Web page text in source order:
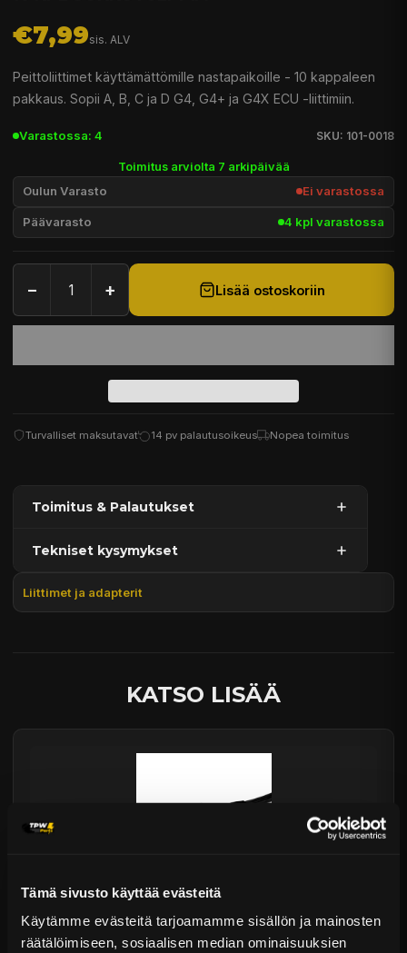
Tämä sivusto käyttää evästeitä
Käytämme evästeitä tarjoamamme sisällön ja mainosten
räätälöimiseen, sosiaalisen median ominaisuuksien
€7,99sis. ALV
Peittoliittimet käyttämättömille nastapaikoille - 10 kappaleen
pakkaus. Sopii A, B, C ja D G4, G4+ ja G4X ECU -liittimiin.
Varastossa: 4 SKU: 101-0018
Toimitus arviolta 7 arkipäivää
Oulun Varasto Ei varastossa
Päävarasto 4 kpl varastossa
− + Lisää ostoskoriin
Turvalliset maksutavat 14 pv palautusoikeus Nopea toimitus
Toimitus & Palautukset
Kaupan sijainnissa olevat tuotteet 1–3 arkipäivässä
Päävaraston tuotteet 7 arkipäivässä
Tekniset kysymykset
Liittimet ja adapterit
KATSO LISÄÄ
Nuke Performance Polttoainelinjan
painemittarisovitin AN-8 ORB...